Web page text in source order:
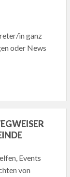
in ganz
oder News
Events
von